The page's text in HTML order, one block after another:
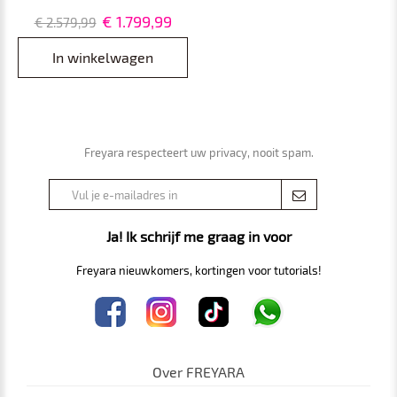
Afslank- en
Lichaamscontouringapparaat
voor Gezicht, Armen, Taille,
€ 2.579,99 € 1.799,99
In winkelwagen
Freyara respecteert uw privacy, nooit spam.
Ja! Ik schrijf me graag in voor
Freyara nieuwkomers, kortingen voor tutorials!
Over FREYARA